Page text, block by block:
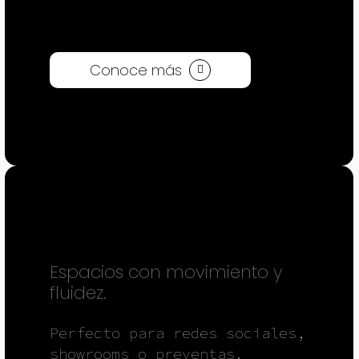
Conoce más
Espacios con movimiento y
fluidez.
Perfecto para redes sociales,
showrooms o preventas.